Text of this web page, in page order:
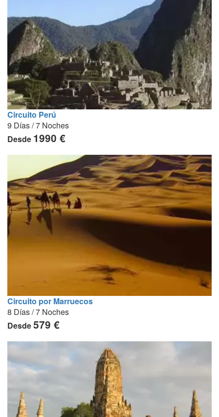
Circuito Perú
9 Días / 7 Noches
Desde 1990 €
Circuito por Marruecos
8 Días / 7 Noches
Desde579 €